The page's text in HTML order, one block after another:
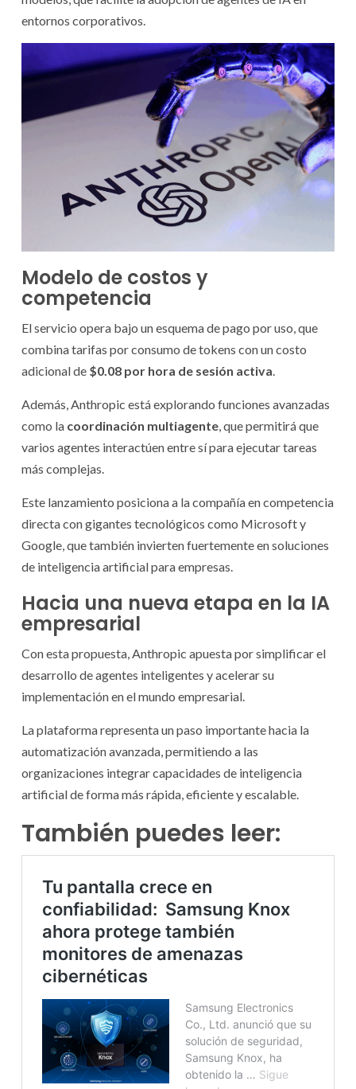
entornos corporativos.
Modelo de costos y
competencia
El servicio opera bajo un esquema de pago por uso, que
combina tarifas por consumo de tokens con un costo
adicional de $0.08 por hora de sesión activa.
Además, Anthropic está explorando funciones avanzadas
como la coordinación multiagente, que permitirá que
varios agentes interactúen entre sí para ejecutar tareas
más complejas.
Este lanzamiento posiciona a la compañía en competencia
directa con gigantes tecnológicos como Microsoft y
Google, que también invierten fuertemente en soluciones
de inteligencia artificial para empresas.
Hacia una nueva etapa en la IA
empresarial
Con esta propuesta, Anthropic apuesta por simplificar el
desarrollo de agentes inteligentes y acelerar su
implementación en el mundo empresarial.
La plataforma representa un paso importante hacia la
automatización avanzada, permitiendo a las
organizaciones integrar capacidades de inteligencia
artificial de forma más rápida, eficiente y escalable.
También puedes leer: